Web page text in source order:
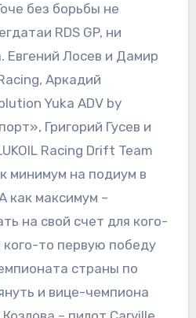
без борьбы не
RDS GP, ни
Лосев и Дамир
Аркадий
Yuka ADV by
Григорий Гусев и
Racing Drift Team
минимум на подиум в
как максимум –
на свой счет для кого-
то первую победу
страны по
и вице-чемпиона